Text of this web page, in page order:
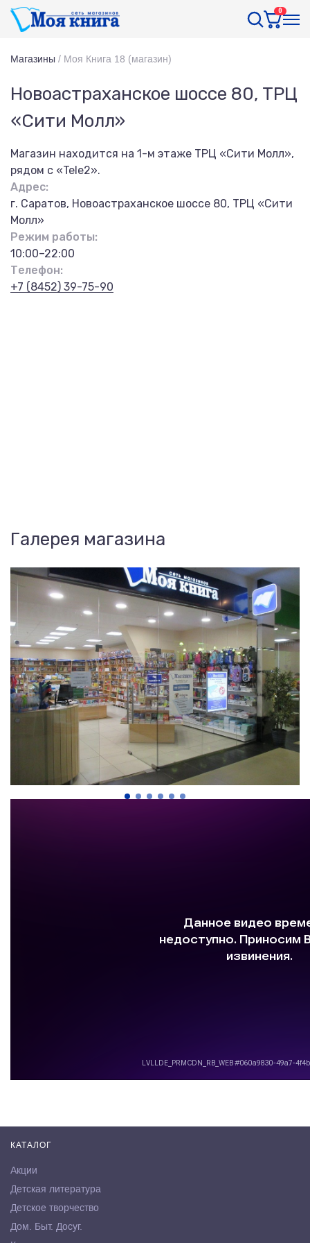
0
Магазины / Моя Книга 18 (магазин)
Новоастраханское шоссе 80, ТРЦ
«Сити Молл»
Магазин находится на 1-м этаже ТРЦ «Сити Молл»,
рядом с «Tele2».
Адрес:
г. Саратов, Новоастраханское шоссе 80, ТРЦ «Сити
Молл»
Режим работы:
10:00–22:00
Телефон:
+7 (8452) 39-75-90
Галерея магазина
КАТАЛОГ
Акции
Детская литература
Детское творчество
Дом. Быт. Досуг.